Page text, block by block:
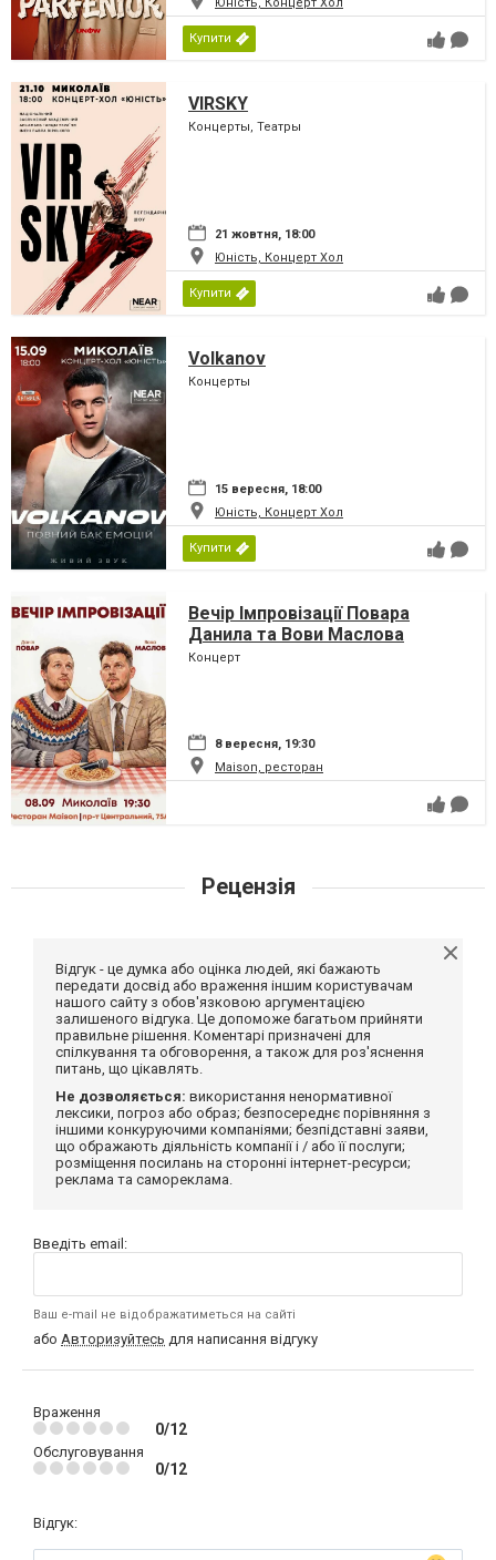
Купити
VIRSKY
Концерты, Театры
21 жовтня, 18:00
Юність, Концерт Хол
Купити
Volkanov
Концерты
15 вересня, 18:00
Юність, Концерт Хол
Купити
Вечір Імпровізації Повара
Данила та Вови Маслова
Концерт
8 вересня, 19:30
Maison, ресторан
Рецензія
Відгук - це думка або оцінка людей, які бажають
передати досвід або враження іншим користувачам
нашого сайту з обов'язковою аргументацією
залишеного відгука. Це допоможе багатьом прийняти
правильне рішення. Коментарі призначені для
спілкування та обговорення, а також для роз'яснення
питань, що цікавлять.
Не дозволяється: використання ненормативної
лексики, погроз або образ; безпосереднє порівняння з
іншими конкуруючими компаніями; безпідставні заяви,
що ображають діяльність компанії і / або її послуги;
розміщення посилань на сторонні інтернет-ресурси;
реклама та самореклама.
Введіть email:
Ваш e-mail не відображатиметься на сайті
або Авторизуйтесь для написання відгуку
Враження
0/12
Обслуговування
0/12
Відгук: